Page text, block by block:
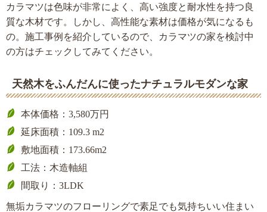
カラマツは色味が非常によく、高い強度と耐水性を持つ良
質な木材です。しかし、高性能な素材は価格が気になるも
の。施工事例を紹介しているので、カラマツの家を検討中
の方はチェックしてみてください。
天然木をふんだんに使ったナチュラルモダンな家
本体価格：3,580万円
延床面積：109.3 m2
敷地面積：173.66m2
工法：木造軸組
間取り：3LDK
無垢カラマツのフローリングで素足でも気持ちいい住まい